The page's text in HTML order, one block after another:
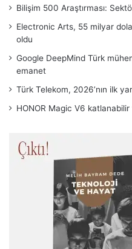
Bilişim 500 Araştırması:
Electronic Arts, 55 milyar
oldu
Google DeepMind Türk
emanet
Türk Telekom, 2026’nın ilk
HONOR Magic V6